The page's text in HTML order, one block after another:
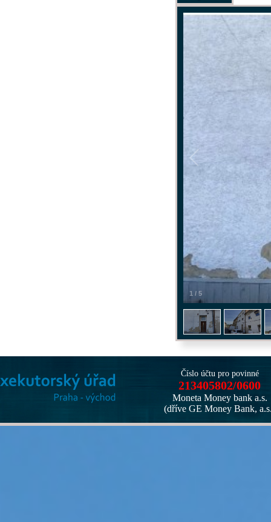
1 / 5
Číslo účtu pro povinné
213405802/0600
Moneta Money bank a.s.
(dříve GE Money Bank,